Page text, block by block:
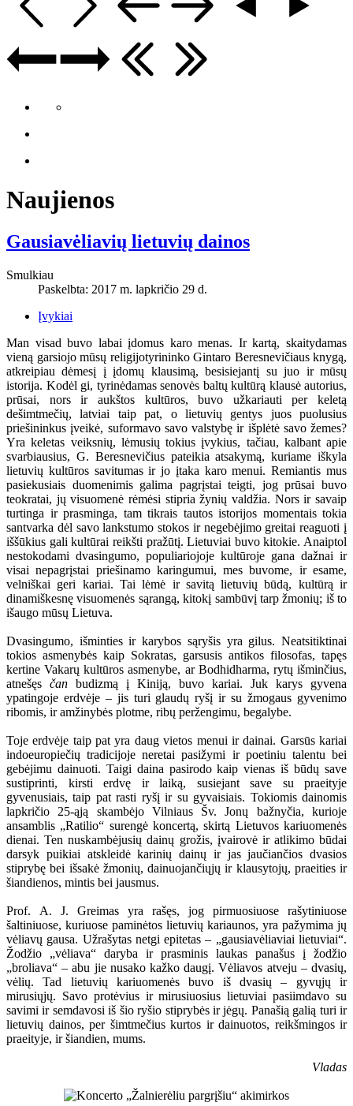
Naujienos
Gausiavėliavių lietuvių dainos
Smulkiau
Paskelbta: 2017 m. lapkričio 29 d.
Įvykiai
Man visad buvo labai įdomus karo menas. Ir kartą, skaitydamas
vieną garsiojo mūsų religijotyrininko Gintaro Beresnevičiaus knygą,
atkreipiau dėmesį į įdomų klausimą, besisiejantį su juo ir mūsų
istorija. Kodėl gi, tyrinėdamas senovės baltų kultūrą klausė autorius,
prūsai, nors ir aukštos kultūros, buvo užkariauti per keletą
dešimtmečių, latviai taip pat, o lietuvių gentys juos puolusius
priešininkus įveikė, suformavo savo valstybę ir išplėtė savo žemes?
Yra keletas veiksnių, lėmusių tokius įvykius, tačiau, kalbant apie
svarbiausius, G. Beresnevičius pateikia atsakymą, kuriame iškyla
lietuvių kultūros savitumas ir jo įtaka karo menui. Remiantis mus
pasiekusiais duomenimis galima pagrįstai teigti, jog prūsai buvo
teokratai, jų visuomenė rėmėsi stipria žynių valdžia. Nors ir savaip
turtinga ir prasminga, tam tikrais tautos istorijos momentais tokia
santvarka dėl savo lankstumo stokos ir negebėjimo greitai reaguoti į
iššūkius gali kultūrai reikšti pražūtį. Lietuviai buvo kitokie. Anaiptol
nestokodami dvasingumo, populiariojoje kultūroje gana dažnai ir
visai nepagrįstai priešinamo karingumui, mes buvome, ir esame,
velniškai geri kariai. Tai lėmė ir savitą lietuvių būdą, kultūrą ir
dinamiškesnę visuomenės sąrangą, kitokį sambūvį tarp žmonių; iš to
išaugo mūsų Lietuva.
Dvasingumo, išminties ir karybos sąryšis yra gilus. Neatsitiktinai
tokios asmenybės kaip Sokratas, garsusis antikos filosofas, tapęs
kertine Vakarų kultūros asmenybe, ar Bodhidharma, rytų išminčius,
atnešęs čan budizmą į Kiniją, buvo kariai. Juk karys gyvena
ypatingoje erdvėje – jis turi glaudų ryšį ir su žmogaus gyvenimo
ribomis, ir amžinybės plotme, ribų peržengimu, begalybe.
Toje erdvėje taip pat yra daug vietos menui ir dainai. Garsūs kariai
indoeuropiečių tradicijoje neretai pasižymi ir poetiniu talentu bei
gebėjimu dainuoti. Taigi daina pasirodo kaip vienas iš būdų save
sustiprinti, kirsti erdvę ir laiką, susiejant save su praeityje
gyvenusiais, taip pat rasti ryšį ir su gyvaisiais. Tokiomis dainomis
lapkričio 25-ąją skambėjo Vilniaus Šv. Jonų bažnyčia, kurioje
ansamblis „Ratilio“ surengė koncertą, skirtą Lietuvos kariuomenės
dienai. Ten nuskambėjusių dainų grožis, įvairovė ir atlikimo būdai
darsyk puikiai atskleidė karinių dainų ir jas jaučiančios dvasios
stiprybę bei išsakė žmonių, dainuojančiųjų ir klausytojų, praeities ir
šiandienos, mintis bei jausmus.
Prof. A. J. Greimas yra rašęs, jog pirmuosiuose rašytiniuose
šaltiniuose, kuriuose paminėtos lietuvių kariaunos, yra pažymima jų
vėliavų gausa. Užrašytas netgi epitetas – „gausiavėliaviai lietuviai“.
Žodžio „vėliava“ daryba ir prasminis laukas panašus į žodžio
„broliava“ – abu jie nusako kažko daugį. Vėliavos atveju – dvasių,
vėlių. Tad lietuvių kariuomenės buvo iš dvasių – gyvųjų ir
mirusiųjų. Savo protėvius ir mirusiuosius lietuviai pasiimdavo su
savimi ir semdavosi iš šio ryšio stiprybės ir jėgų. Panašią galią turi ir
lietuvių dainos, per šimtmečius kurtos ir dainuotos, reikšmingos ir
praeityje, ir šiandien, mums.
Vladas